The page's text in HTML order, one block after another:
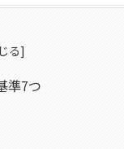
準7つ